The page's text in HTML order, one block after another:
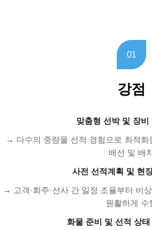
01
강점
맞춤형 선박 및 장비
→ 다수의 중량물 선적 경험으로 최적화
배선 및 배치
사전 선적계획 및 현
→ 고객·화주·선사 간 일정 조율부터 비
원활하게 수
화물 준비 및 선적 상